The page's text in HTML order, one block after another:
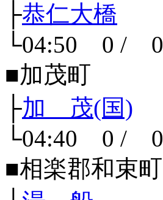
├恭仁大橋
└04:50 0 / 0
■加茂町
├加 茂(国)
└04:40 0 / 0
■相楽郡和束町